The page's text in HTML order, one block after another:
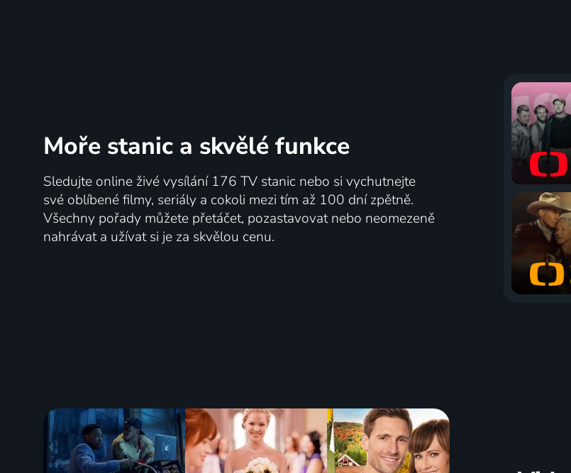
Moře stanic a skvělé funkce
Sledujte online živé vysílání 176 TV stanic nebo si vychutnejte
své oblíbené filmy, seriály a cokoli mezi tím až 100 dní zpětně.
Všechny pořady můžete přetáčet, pozastavovat nebo neomezeně
nahrávat a užívat si je za skvělou cenu.